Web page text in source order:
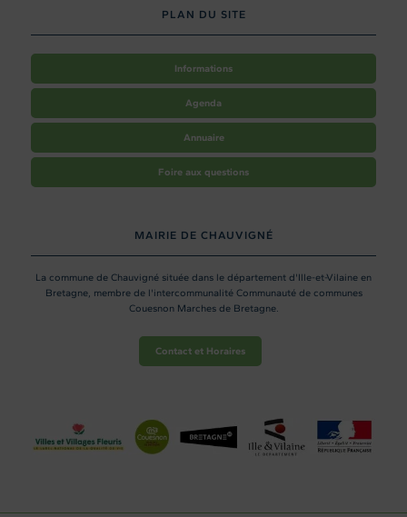
PLAN DU SITE
Informations
Agenda
Annuaire
Foire aux questions
MAIRIE DE CHAUVIGNÉ
La commune de Chauvigné située dans le département d'Ille-et-Vilaine en
Bretagne, membre de l'intercommunalité Communauté de communes
Couesnon Marches de Bretagne.
Contact et Horaires